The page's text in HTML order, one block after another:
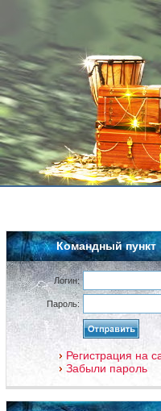
Командный пункт
Логин:
Пароль:
Регистрация на
Забыли пароль